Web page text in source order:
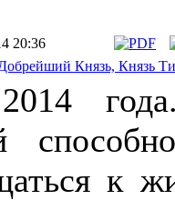
20:36
Князь, Князь
к